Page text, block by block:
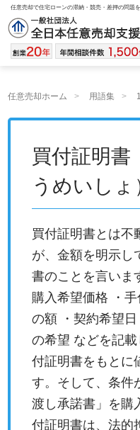
任意売却で住宅ローンの滞納・競売・差押の問題
任意売却ホーム 用語集
買付証明書
うめいしょ
買付証明書とは不
が、金額を明示し
書のことを言いま
購入希望価格 ・
の額 ・契約希望
の希望 などを記
付証明書をもとに
す。そして、条件
渡し承諾書」を購
付証明書は、法的